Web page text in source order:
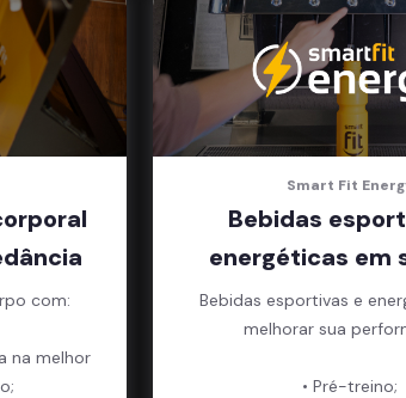
com:
na melhor
Smart Fit
Bebidas
energéticas em
Bebidas esportivas e
melhorar sua
• Pré-treino;